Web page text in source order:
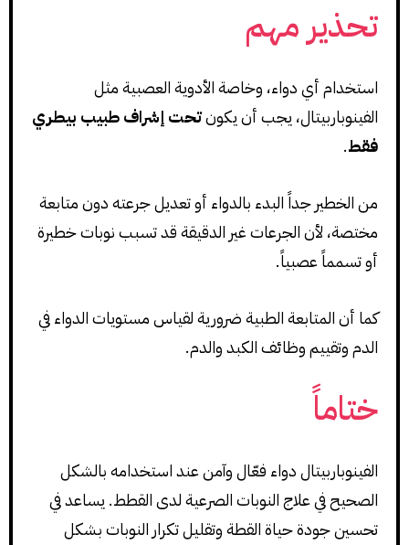
تحذير مهم
استخدام أي دواء، وخاصة الأدوية العصبية مثل
الفينوباربيتال، يجب أن يكونتحت إشراف طبيب بيطري
فقط.
من الخطير جداً البدء بالدواء أو تعديل جرعته دون متابعة
مختصة، لأن الجرعات غير الدقيقة قد تسبب نوبات خطيرة
أو تسمماً عصبياً.
كما أن المتابعة الطبية ضرورية لقياس مستويات الدواء في
الدم وتقييم وظائف الكبد والدم.
ختاماً
الفينوباربيتال دواء فعّال وآمن عند استخدامه بالشكل
الصحيح في علاج النوبات الصرعية لدى القطط. يساعد في
تحسين جودة حياة القطة وتقليل تكرار النوبات بشكل